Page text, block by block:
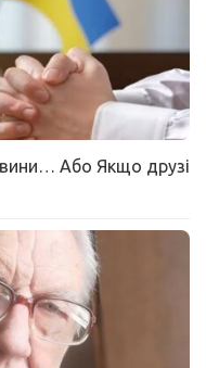
Або Якщо друзі